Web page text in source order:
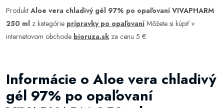
Produkt Aloe vera chladivý gél 97% po opaľovaní VIVAPHARM
250 ml z kategórie prípravky po opaľovaníMôžete si kúpiť v
internetovom obchode bioruza.sk za cenu 5 €.
Informácie o Aloe vera chladivý
gél 97% po opaľovaní